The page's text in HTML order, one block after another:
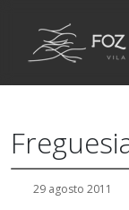
29 agosto 2011